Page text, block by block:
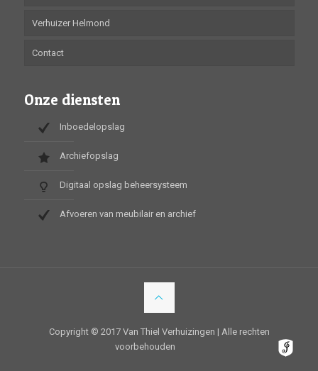
Verhuizer Helmond
Contact
Onze diensten
Inboedelopslag
Archiefopslag
Digitaal opslag beheersysteem
Afvoeren van meubilair en archief
Copyright © 2017 Van Thiel Verhuizingen | Alle rechten
voorbehouden